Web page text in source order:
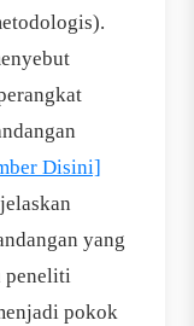
Disini]
yang
peneliti
pokok